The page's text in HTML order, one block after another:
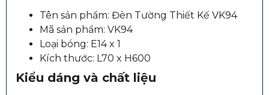
Tên sản phẩm: Đèn Tường Thiết Kế VK94
Mã sản phẩm: VK94
Loại bóng: E14 x 1
Kích thước: L70 x H600
Kiểu dáng và chất liệu